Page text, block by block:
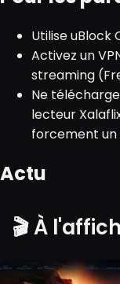
Utilise uBlock
Activez un
streaming
Ne
lecteur
forcement un
Actu
🎬 À